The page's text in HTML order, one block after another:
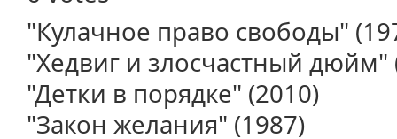
"Кулачное право свободы"
"Хедвиг и злосчастный дюйм"
"Детки в порядке" (2010)
"Закон желания" (1987)